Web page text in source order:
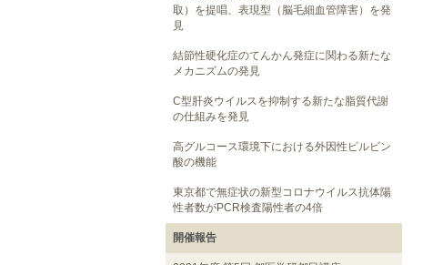
取）を提唱、表現型（脳毛細血管障害）を発
見
結節性硬化症のてんかん発症に関わる新たな
メカニズムの発見
C型肝炎ウイルスを抑制する新たな脂質代謝
の仕組みを発見
高グルコース環境下における外因性ピルビン
酸の機能
東京都で無症状の新型コロナウイルス抗体陽
性者数がPCR検査陽性者の4倍
開催報告